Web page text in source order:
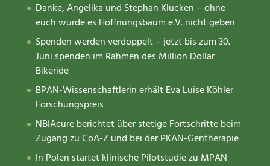
Danke, Angelika und Stephan Klucken – ohne
euch würde es Hoffnungsbaum e.V. nicht geben
Spenden werden verdoppelt – jetzt bis zum 30.
Juni spenden im Rahmen des Million Dollar
Bikeride
BPAN-Wissenschaftlerin erhält Eva Luise Köhler
Forschungspreis
NBIAcure berichtet über stetige Fortschritte beim
Zugang zu CoA-Z und bei der PKAN-Gentherapie
In Polen startet klinische Pilotstudie zu MPAN